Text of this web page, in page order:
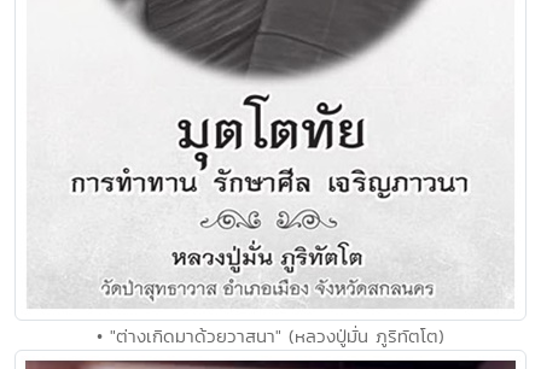
• "ต่างเกิดมาด้วยวาสนา" (หลวงปู่มั่น ภูริทัตโต)